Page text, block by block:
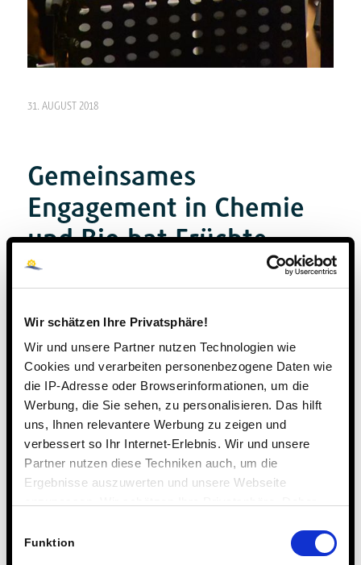
Wir schätzen Ihre Privatsphäre!
Wir und unsere Partner nutzen Technologien wie
Cookies und verarbeiten personenbezogene Daten wie
die IP-Adresse oder Browserinformationen, um die
Werbung, die Sie sehen, zu personalisieren. Das hilft
uns, Ihnen relevantere Werbung zu zeigen und
verbessert so Ihr Internet-Erlebnis. Wir und unsere
Partner nutzen diese Techniken auch, um die
Ergebnisse auszuwerten und unsere Webseite
Technologien.
Funktion
31. AUGUST 2018
Gemeinsames
Engagement in Chemie
und Bio hat Früchte
getragen
Schulpreis „Jugend Forscht“ in Braunschweig
verliehen
Durch Engagement von Schule, Förderverein und Spenden
der Firma Roche verfügt die Steinmühle seit dem Frühjahr